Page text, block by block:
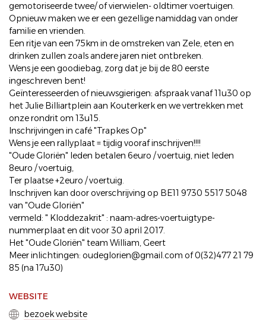
gemotoriseerde twee/ of vierwielen- oldtimer voertuigen.
Opnieuw maken we er een gezellige namiddag van onder
familie en vrienden.
Een ritje van een 75km in de omstreken van Zele, eten en
drinken zullen zoals andere jaren niet ontbreken.
Wens je een goodiebag, zorg dat je bij de 80 eerste
ingeschreven bent!
Geïnteresseerden of nieuwsgierigen: afspraak vanaf 11u30 op
het Julie Billiartplein aan Kouterkerk en we vertrekken met
onze rondrit om 13u15.
Inschrijvingen in café "Trapkes Op"
Wens je een rallyplaat = tijdig vooraf inschrijven!!!!
"Oude Gloriën" leden betalen 6euro / voertuig, niet leden
8euro / voertuig,
Ter plaatse +2euro / voertuig.
Inschrijven kan door overschrijving op BE11 9730 5517 5048
van "Oude Gloriën"
vermeld: " Kloddezakrit" : naam-adres-voertuigtype-
nummerplaat en dit voor 30 april 2017.
Het "Oude Gloriën" team William, Geert
Meer inlichtingen: oudeglorien@gmail.com of 0(32)477 21 79
85 (na 17u30)
WEBSITE
bezoek website